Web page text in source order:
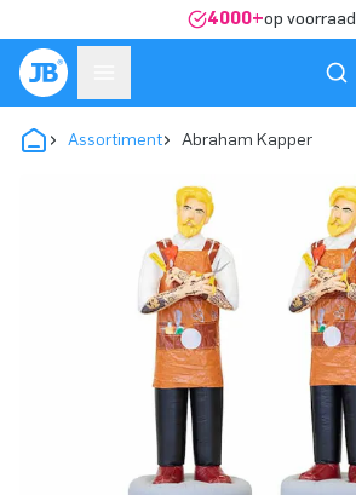
4000+op voorraad
Assortiment Abraham Kapper